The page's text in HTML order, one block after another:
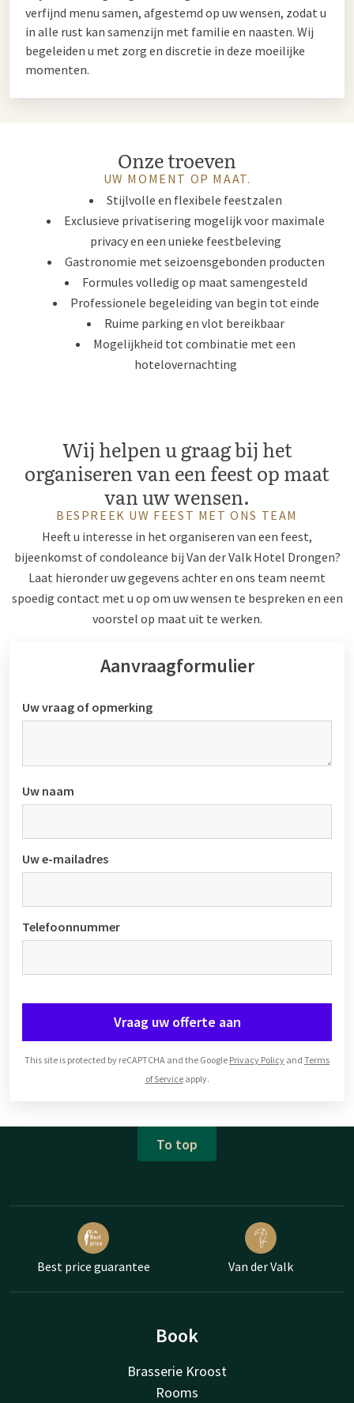
verfijnd menu samen, afgestemd op uw wensen, zodat u
in alle rust kan samenzijn met familie en naasten. Wij
begeleiden u met zorg en discretie in deze moeilijke
momenten.
Onze troeven
UW MOMENT OP MAAT.
Stijlvolle en flexibele feestzalen
Exclusieve privatisering mogelijk voor maximale
privacy en een unieke feestbeleving
Gastronomie met seizoensgebonden producten
Formules volledig op maat samengesteld
Professionele begeleiding van begin tot einde
Ruime parking en vlot bereikbaar
Mogelijkheid tot combinatie met een
hotelovernachting
Wij helpen u graag bij het
organiseren van een feest op maat
van uw wensen.
BESPREEK UW FEEST MET ONS TEAM
Heeft u interesse in het organiseren van een feest,
bijeenkomst of condoleance bij Van der Valk Hotel Drongen?
Laat hieronder uw gegevens achter en ons team neemt
spoedig contact met u op om uw wensen te bespreken en een
voorstel op maat uit te werken.
Aanvraagformulier
Uw vraag of opmerking
Uw naam
Uw e-mailadres
Telefoonnummer
Vraag uw offerte aan
This site is protected by reCAPTCHA and the Google Privacy Policy and Terms
of Serviceapply.
To top
Best price guarantee Van der Valk
Book
Brasserie Kroost
Rooms